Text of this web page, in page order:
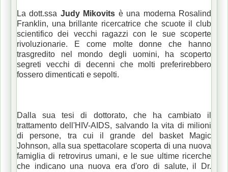
La dott.ssa Judy Mikovits è una moderna Rosalind
Franklin, una brillante ricercatrice che scuote il club
scientifico dei vecchi ragazzi con le sue scoperte
rivoluzionarie.
E come molte donne che hanno
trasgredito nel mondo degli uomini, ha scoperto
segreti vecchi di decenni che molti preferirebbero
fossero dimenticati e sepolti.
Dalla sua tesi di dottorato, che ha cambiato il
trattamento dell'HIV-AIDS, salvando la vita di milioni
di persone, tra cui il grande del basket Magic
Johnson, alla sua spettacolare scoperta di una nuova
famiglia di retrovirus umani, e le sue ultime ricerche
che indicano una nuova era d'oro di salute, il Dr.